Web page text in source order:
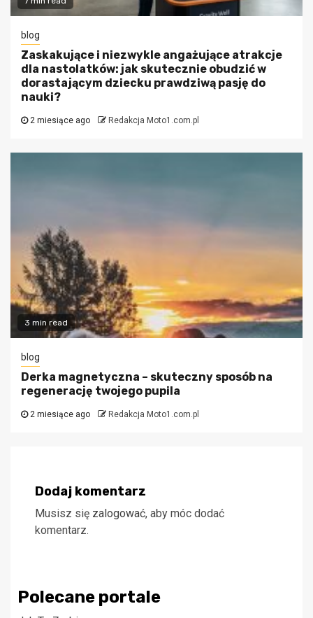
blog
Zaskakujące i niezwykle angażujące atrakcje
dla nastolatków: jak skutecznie obudzić w
dorastającym dziecku prawdziwą pasję do
nauki?
2 miesiące ago Redakcja Moto1.com.pl
3 min read
blog
Derka magnetyczna – skuteczny sposób na
regenerację twojego pupila
2 miesiące ago Redakcja Moto1.com.pl
Dodaj komentarz
Musisz się zalogować, aby móc dodać
komentarz.
Polecane portale